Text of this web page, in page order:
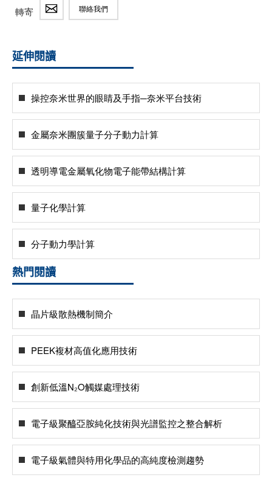
轉寄 聯絡我們
延伸閱讀
操控奈米世界的眼睛及手指─奈米平台技術
金屬奈米團簇量子分子動力計算
透明導電金屬氧化物電子能帶結構計算
量子化學計算
分子動力學計算
熱門閱讀
晶片級散熱機制簡介
PEEK複材高值化應用技術
創新低溫N₂O觸媒處理技術
電子級聚醯亞胺純化技術與光譜監控之整合解析
電子級氣體與特用化學品的高純度檢測趨勢